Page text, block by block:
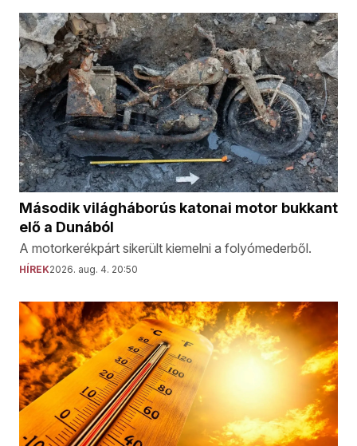
Második világháborús katonai motor bukkant
elő a Dunából
A motorkerékpárt sikerült kiemelni a folyómederből.
HÍREK2026. aug. 4. 20:50